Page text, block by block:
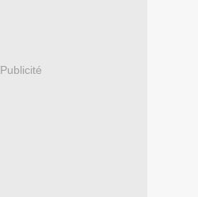
Publicité